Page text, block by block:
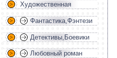
Художественная
Фантастика,Фэнтези
Детективы,Боевики
Любовный роман